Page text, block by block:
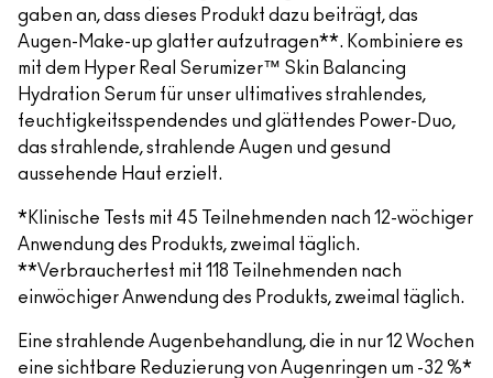
gaben an, dass dieses Produkt dazu beiträgt, das
Augen-Make-up glatter aufzutragen**. Kombiniere es
mit dem Hyper Real Serumizer™ Skin Balancing
Hydration Serum für unser ultimatives strahlendes,
feuchtigkeitsspendendes und glättendes Power-Duo,
das strahlende, strahlende Augen und gesund
aussehende Haut erzielt.
*Klinische Tests mit 45 Teilnehmenden nach 12-wöchiger
Anwendung des Produkts, zweimal täglich.
**Verbrauchertest mit 118 Teilnehmenden nach
einwöchiger Anwendung des Produkts, zweimal täglich.
Eine strahlende Augenbehandlung, die in nur 12 Wochen
eine sichtbare Reduzierung von Augenringen um -32 %*